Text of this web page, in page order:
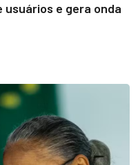
e gera onda